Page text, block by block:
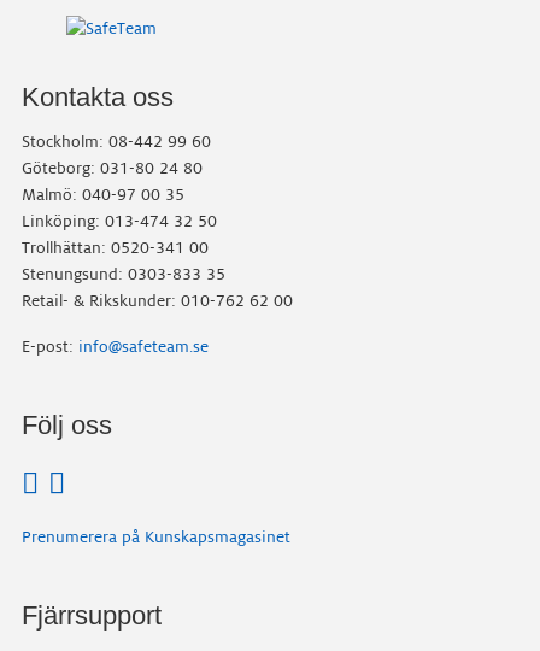
Kontakta oss
Stockholm: 08-442 99 60
Göteborg: 031-80 24 80
Malmö: 040-97 00 35
Linköping: 013-474 32 50
Trollhättan: 0520-341 00
Stenungsund: 0303-833 35
Retail- & Rikskunder: 010-762 62 00
E-post: info@safeteam.se
Följ oss
Prenumerera på Kunskapsmagasinet
Fjärrsupport